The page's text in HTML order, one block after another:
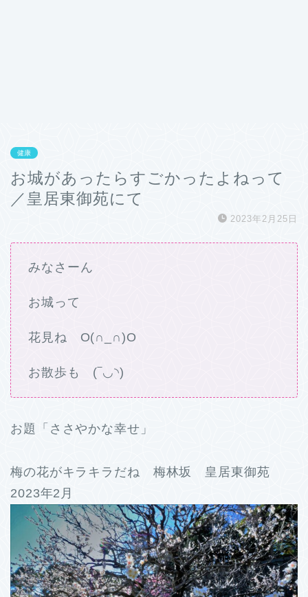
健康
お城があったらすごかったよねって
／皇居東御苑にて
2023年2月25日
みなさーん
お城って
花見ね O(∩_∩)O
お散歩も (‾◡◝)
お題「ささやかな幸せ」
梅の花がキラキラだね 梅林坂 皇居東御苑
2023年2月